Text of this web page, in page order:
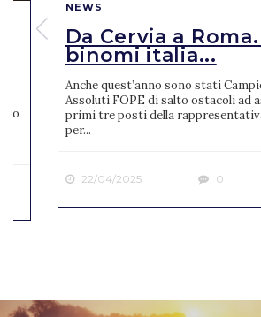
NEWS
Da Cervia a
binomi italia...
Anche quest’anno sono stati
Assoluti FOPE di salto ostacoli ad
primi tre posti della
per...
22/04/2025 0